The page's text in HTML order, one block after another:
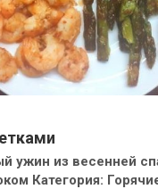
ужин из весенней
Категория: